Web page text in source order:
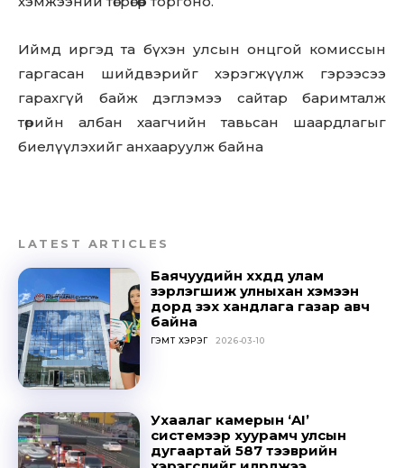
Sing up for our newsletter
SUBSCRIBE
Иймд иргэд та бүхэн улсын онцгой комиссын
гаргасан шийдвэрийг хэрэгжүүлж гэрээсээ
гарахгүй байж дэглэмээ сайтар баримталж
төрийн албан хаагчийн тавьсан шаардлагыг
биелүүлэхийг анхааруулж байна
LATEST ARTICLES
Баячуудийн хүүхдүүд улам
зэрлэгшиж улныхан хэмээн
дорд үзэх хандлага газар авч
байна
ГЭМТ ХЭРЭГ 2026-03-10
Ухаалаг камерын ‘AI’
системээр хуурамч улсын
дугаартай 587 тээврийн